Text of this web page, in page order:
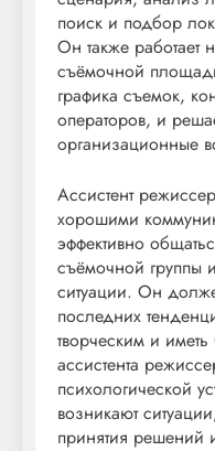
поиск и подбор
Он также работает
съёмочной
графика съемок,
операторов, и
организационные
Ассистент
хорошими
эффективно
съёмочной группы
ситуации. Он
последних
творческим и иметь
ассистента
психологической
возникают
принятия решений